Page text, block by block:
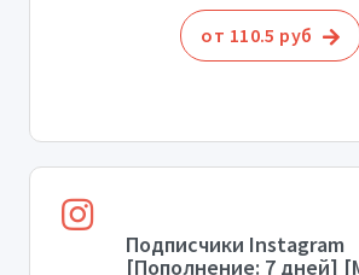
от 110.5 руб
Подписчики Instagram
[Пополнение: 7 дней]